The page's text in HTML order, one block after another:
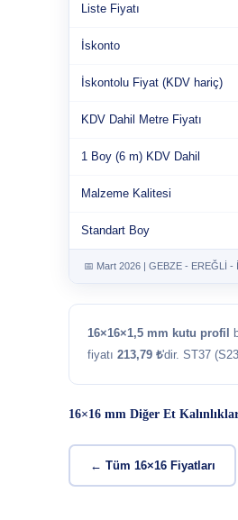
Liste Fiyatı
İskonto
İskontolu Fiyat (KDV hariç)
KDV Dahil Metre Fiyatı
1 Boy (6 m) KDV Dahil
Malzeme Kalitesi
Standart Boy
📅 Mart 2026 | GEBZE - EREĞLİ -
16×16×1,5 mm kutu profil
fiyatı 213,79 ₺'dir. ST37
16×16 mm Diğer Et
← Tüm 16×16 Fiyatları